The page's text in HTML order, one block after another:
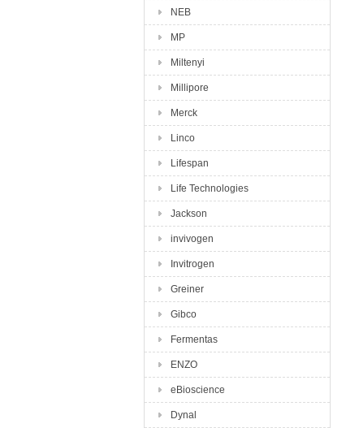
NEB
MP
Miltenyi
Millipore
Merck
Linco
Lifespan
Life Technologies
Jackson
invivogen
Invitrogen
Greiner
Gibco
Fermentas
ENZO
eBioscience
Dynal